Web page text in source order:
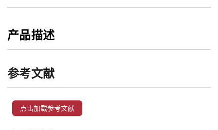
产品描述
参考文献
点击加载参考文献